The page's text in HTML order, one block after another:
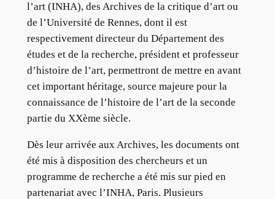
l’art (INHA), des Archives de la critique d’art ou
de l’Université de Rennes, dont il est
respectivement directeur du Département des
études et de la recherche, président et professeur
d’histoire de l’art, permettront de mettre en avant
cet important héritage, source majeure pour la
connaissance de l’histoire de l’art de la seconde
partie du XXème siècle.
Dès leur arrivée aux Archives, les documents ont
été mis à disposition des chercheurs et un
programme de recherche a été mis sur pied en
partenariat avec l’INHA, Paris. Plusieurs